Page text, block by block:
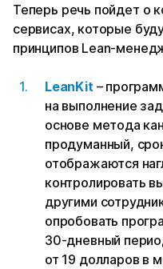
Теперь речь пойдет о
сервисах, которые
принципов Lean-
LeanKit –
на выполнение
основе метода
продуманный,
отображаются
контролировать
другими
опробовать
30-дневный
от 19 долларов в